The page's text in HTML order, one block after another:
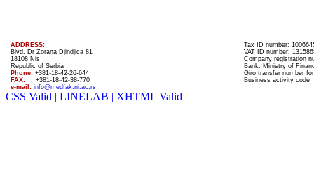
ADDRESS:
Blvd. Dr Zorana Djindjica 81
18108 Nis
Republic of Serbia
Phone: +381-18-42-26-644
FAX:+381-18-42-38-770
e-mail: info@medfak.ni.ac.rs
Tax ID number:
VAT ID number:
Company registration
Bank: Ministry of
Giro transfer number
Business activity code
CSS Valid | LINELAB | XHTML Valid